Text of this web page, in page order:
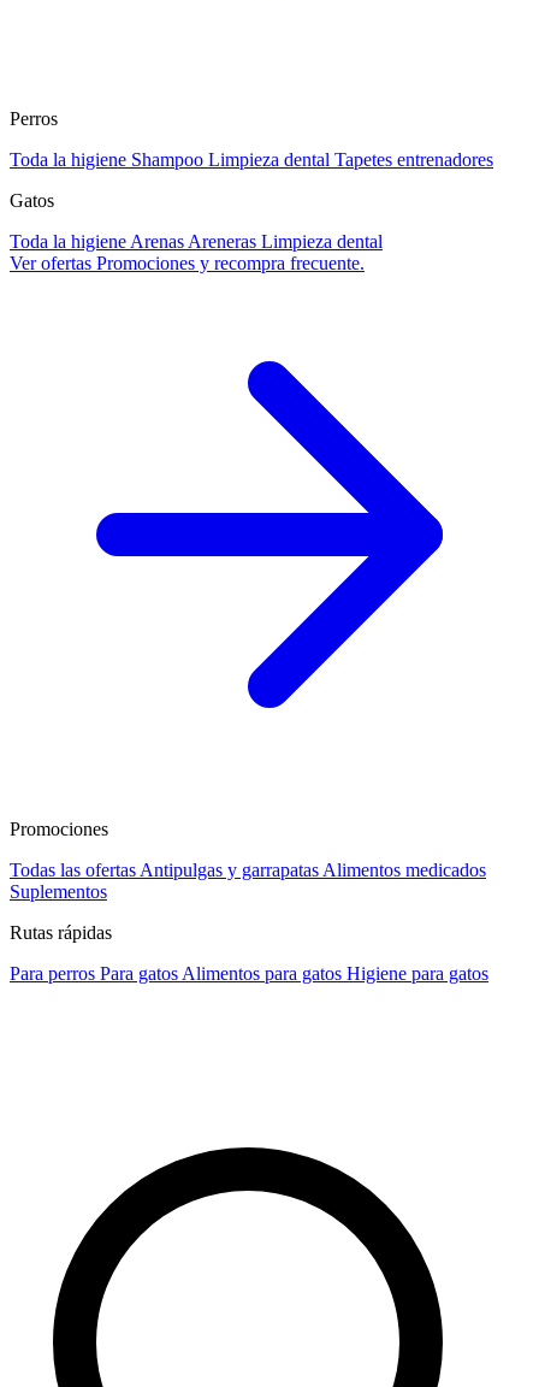
Perros
Toda la higiene Shampoo Limpieza dental Tapetes entrenadores
Gatos
Toda la higiene Arenas Areneras Limpieza dental
Ver ofertas Promociones y recompra frecuente.
Promociones
Todas las ofertas Antipulgas y garrapatas Alimentos medicados
Suplementos
Rutas rápidas
Para perros Para gatos Alimentos para gatos Higiene para gatos